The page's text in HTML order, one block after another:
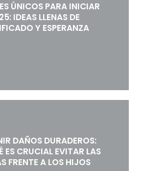
ÚNICOS PARA INICIAR
IDEAS LLENAS DE
Y ESPERANZA
DAÑOS DURADEROS:
ES CRUCIAL EVITAR LAS
FRENTE A LOS HIJOS